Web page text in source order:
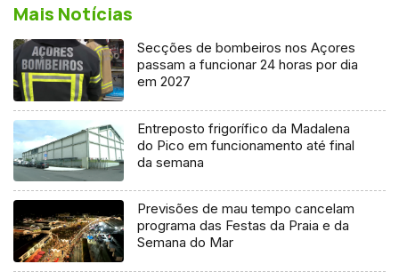
Mais Notícias
Secções de bombeiros nos Açores
passam a funcionar 24 horas por dia
em 2027
Entreposto frigorífico da Madalena
do Pico em funcionamento até final
da semana
Previsões de mau tempo cancelam
programa das Festas da Praia e da
Semana do Mar